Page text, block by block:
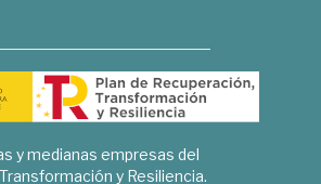
y medianas empresas del
y Resiliencia.